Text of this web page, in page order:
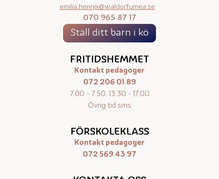
emilia.hennix@waldorfumea.se
070 965 87 17
Ställ ditt barn i kö
FRITIDSHEMMET
Kontakt pedagoger
072 206 01 89
7.00 - 7.50, 13.30 - 17.00
Övrig tid sms
FÖRSKOLEKLASS
Kontakt pedagoger
072 569 43 97